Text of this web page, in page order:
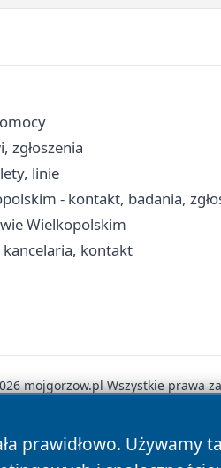
zgłoszenia
linie
- kontakt, badania,
Wielkopolskim
kancelaria, kontakt
prawidłowo.
mojgorzow.pl Wszystkie prawa
Polityka Prywatności